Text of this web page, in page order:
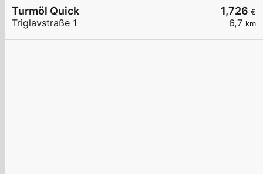
1,726 €
6,7 km
Turmöl Quick
Triglavstraße 1